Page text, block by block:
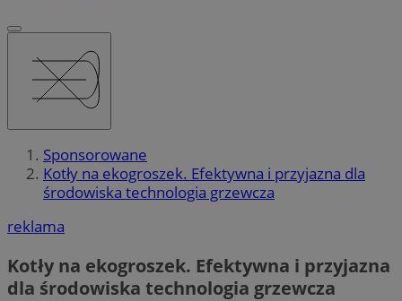
Sponsorowane
Kotły na ekogroszek. Efektywna i przyjazna dla
środowiska technologia grzewcza
reklama
Kotły na ekogroszek. Efektywna i przyjazna
dla środowiska technologia grzewcza